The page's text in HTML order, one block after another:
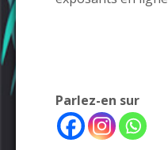
Parlez-en sur